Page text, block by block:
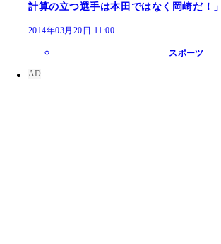
計算の立つ選手は本田ではなく岡崎だ！」
2014年03月20日 11:00
スポーツ